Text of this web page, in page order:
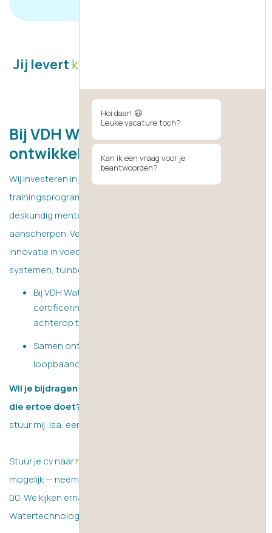
Jij levert kwaliteit
Bij VDH Watertechnology stopt je
ontwikkeling nooit.
Wij investeren in jouw groei met doorlopende
trainingsprogramma's, praktijkgerichte projecten en
deskundig mentorschap, zodat jij je vaardigheden kunt
aanscherpen. Verbeter je carrière en stimuleer tegelijkertijd
innovatie in voedsel- en drankensystemen, industriële
systemen, tuinbouw- en drinkwatersystemen.
Bij VDH Watertechnology actualiseer je jouw
certificeringen op het gebied van je expertise, zonder
achterop te lopen.
Samen ontwerpen we jouw gepersonaliseerde
loopbaanontwikkelingsplan.
Wil je bijdragen aan veilig water en werken met techniek
die ertoe doet?
stuur mij, Isa, een bericht via de chat.
Stuur je cv naar hr@vdhwater.nl
mogelijk — neem contact met ons op via
00. We kijken ernaar uit jou te verwelkomen bij VDH
Watertechnology!
Hoi daar! 😃
Leuke vacature toch?
Kan ik een vraag voor je
beantwoorden?